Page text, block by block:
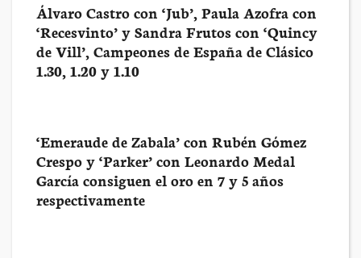
Álvaro Castro con ‘Jub’, Paula Azofra con
‘Recesvinto’ y Sandra Frutos con ‘Quincy
de Vill’, Campeones de España de Clásico
1.30, 1.20 y 1.10
‘Emeraude de Zabala’ con Rubén Gómez
Crespo y ‘Parker’ con Leonardo Medal
García consiguen el oro en 7 y 5 años
respectivamente